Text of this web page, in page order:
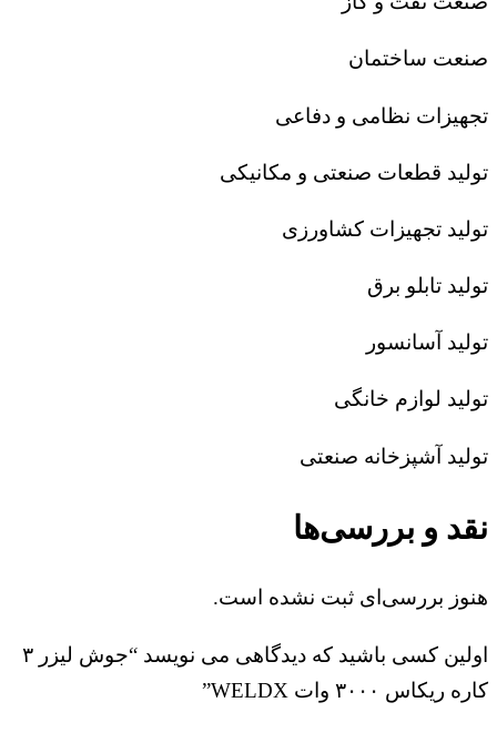
صنعت ساختمان
تجهیزات نظامی و دفاعی
تولید قطعات صنعتی و مکانیکی
تولید تجهیزات کشاورزی
تولید تابلو برق
تولید آسانسور
تولید لوازم خانگی
تولید آشپزخانه صنعتی
نقد و بررسی‌ها
هنوز بررسی‌ای ثبت نشده است.
اولین کسی باشید که دیدگاهی می نویسد “جوش لیزر ۳
کاره ریکاس ۳۰۰۰ وات WELDX”